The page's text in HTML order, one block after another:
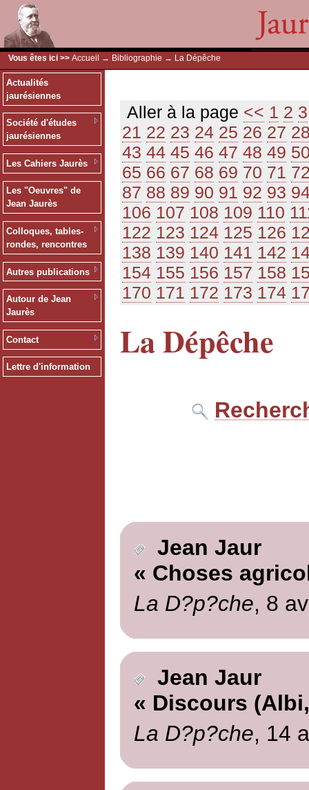
Vous êtes ici >> Accueil → Bibliographie → La Dépêche
Actualités
jaurésiennes
Société d'études
jaurésiennes
Les Cahiers Jaurès
Les "Oeuvres" de
Jean Jaurès
Colloques, tables-
rondes, rencontres
Autres publications
Autour de Jean
Jaurès
Contact
Lettre d'information
Aller à la page << 1 2 3
21 22 23 24 25 26 27
43 44 45 46 47 48 49
65 66 67 68 69 70 71
87 88 89 90 91 92 93
106 107 108 109 110
122 123 124 125 126
138 139 140 141 142
154 155 156 157 158
170 171 172 173 174
La Dépêche
Jean Jaur
« Choses
La D?p?che, 8
Jean Jaur
« Discours
La D?p?che, 14